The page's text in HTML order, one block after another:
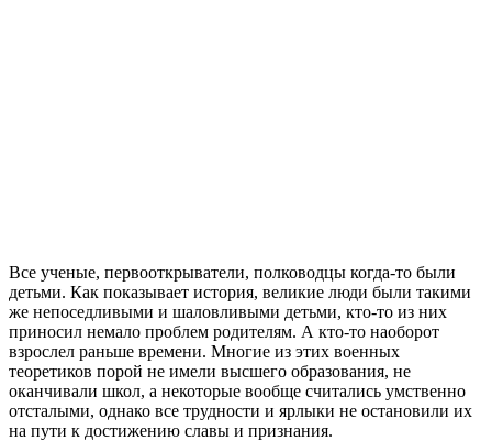
Все ученые, первооткрыватели, полководцы когда-то были
детьми. Как показывает история, великие люди были такими
же непоседливыми и шаловливыми детьми, кто-то из них
приносил немало проблем родителям. А кто-то наоборот
взрослел раньше времени. Многие из этих военных
теоретиков порой не имели высшего образования, не
оканчивали школ, а некоторые вообще считались умственно
отсталыми, однако все трудности и ярлыки не остановили их
на пути к достижению славы и признания.